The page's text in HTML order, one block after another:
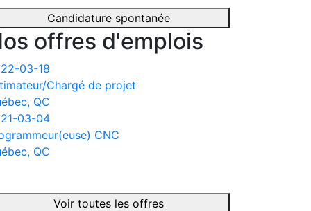
Candidature spontanée
offres d'emplois
03-18
Chargé de projet
QC
03-04
CNC
QC
Voir toutes les offres